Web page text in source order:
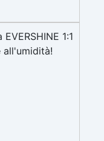
: non cola via,
lucida e